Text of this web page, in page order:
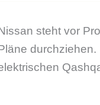
steht vor